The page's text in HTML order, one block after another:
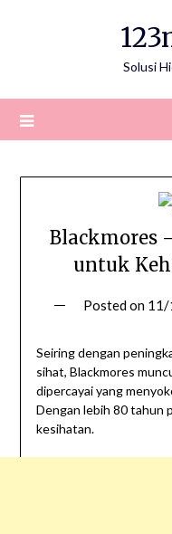
Solusi
Blackmores
untuk
Posted on
Seiring dengan
sihat, Blackmores
dipercayai yang
Dengan lebih 80 tahun
kesihatan.